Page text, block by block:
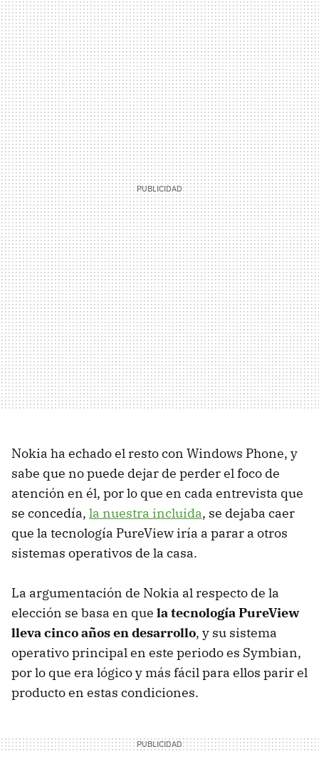
Nokia ha echado el resto con Windows Phone, y
sabe que no puede dejar de perder el foco de
atención en él, por lo que en cada entrevista que
se concedía, la nuestra incluida, se dejaba caer
que la tecnología PureView iría a parar a otros
sistemas operativos de la casa.
La argumentación de Nokia al respecto de la
elección se basa en que la tecnología PureView
lleva cinco años en desarrollo, y su sistema
operativo principal en este periodo es Symbian,
por lo que era lógico y más fácil para ellos parir el
producto en estas condiciones.